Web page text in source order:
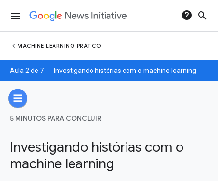
menu help search
chevron_left MACHINE LEARNING PRÁTICO
Aula 2 de 7 Investigando histórias com o machine learning
5 MINUTOS PARA CONCLUIR
Investigando histórias com o
machine learning